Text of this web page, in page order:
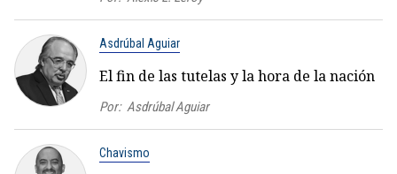
Asdrúbal Aguiar
El fin de las tutelas y la hora de la nación
Por: Asdrúbal Aguiar
Chavismo